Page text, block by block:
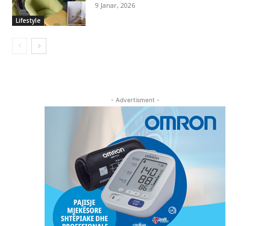
Lifestyle
9 Janar, 2026
- Advertisment -